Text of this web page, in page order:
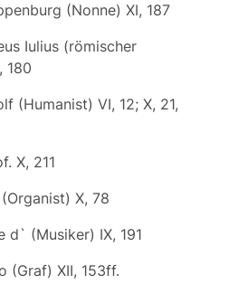
(Nonne) XI, 187
Iulius (römischer
180
(Humanist) VI, 12; X, 21,
X, 211
X, 78
d` (Musiker) IX, 191
(Graf) XII, 153ff.